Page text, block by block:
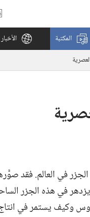
المكتبة الأخبار
في العالم.‏ فقد
في هذه الجزر
وكيف يستمر في